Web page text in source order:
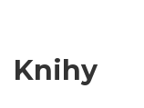
Knihy